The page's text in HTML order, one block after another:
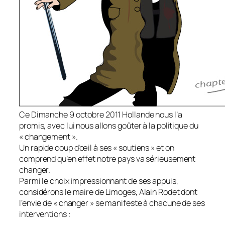
Ce Dimanche 9 octobre 2011 Hollande nous l’a
promis, avec lui nous allons goûter à la politique du
« changement ».
Un rapide coup d’œil à ses « soutiens » et on
comprend qu’en effet notre pays va sérieusement
changer.
Parmi le choix impressionnant de ses appuis,
considérons le maire de Limoges, Alain Rodet dont
l’envie de « changer » se manifeste à chacune de ses
interventions :